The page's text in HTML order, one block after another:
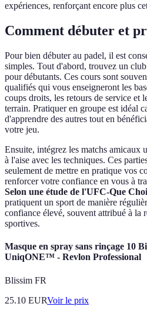
expériences, renforçant encore plus
Comment débuter et
Pour bien débuter au padel, il est
simples. Tout d'abord, trouvez un
pour débutants. Ces cours sont
qualifiés qui vous enseigneront les
coups droits, les retours de service et
terrain. Pratiquer en groupe est idéal
d'apprendre des autres tout en
votre jeu.
Ensuite, intégrez les matchs amicaux
à l'aise avec les techniques. Ces
seulement de mettre en pratique vos
renforcer votre confiance en vous à
Selon une étude de l'UFC-Que
pratiquent un sport de manière
confiance élevé, souvent attribué à la
sportives.
Masque en spray sans rinçage 10
UniqONE™ - Revlon Professional
Blissim FR
25.10 EURVoir le prix